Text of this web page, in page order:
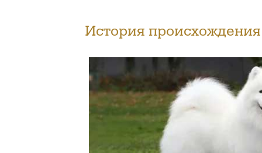
История происхождения